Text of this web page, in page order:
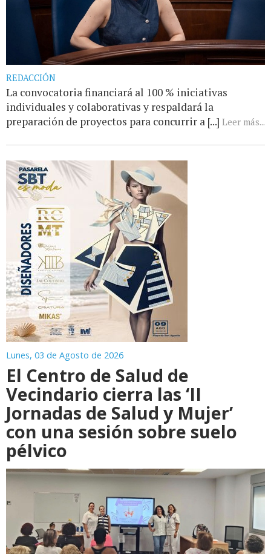
REDACCIÓN
La convocatoria financiará al 100 % iniciativas
individuales y colaborativas y respaldará la
preparación de proyectos para concurrir a [...] Leer más...
Lunes, 03 de Agosto de 2026
El Centro de Salud de
Vecindario cierra las ‘II
Jornadas de Salud y Mujer’
con una sesión sobre suelo
pélvico